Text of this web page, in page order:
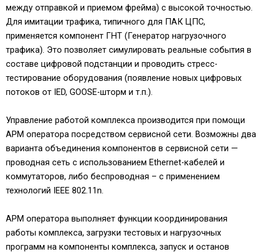
между отправкой и приемом фрейма) с высокой точностью.
Для имитации трафика, типичного для ПАК ЦПС,
применяется компонент ГНТ (Генератор нагрузочного
трафика). Это позволяет симулировать реальные события в
составе цифровой подстанции и проводить стресс-
тестирование оборудования (появление новых цифровых
потоков от IED, GOOSE-шторм и т.п.).
Управление работой комплекса производится при помощи
АРМ оператора посредством сервисной сети. Возможны два
варианта объединения компонентов в сервисной сети —
проводная сеть с использованием Ethernet-кабелей и
коммутаторов, либо беспроводная – с применением
технологий IEEE 802.11n.
АРМ оператора выполняет функции координирования
работы комплекса, загрузки тестовых и нагрузочных
программ на компоненты комплекса, запуск и останов